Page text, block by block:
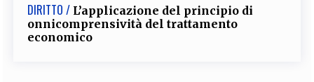
DIRITTO / L’applicazione del principio di
onnicomprensività del trattamento
economico